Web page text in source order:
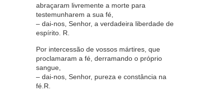
abraçaram livremente a morte para
testemunharem a sua fé,
– dai-nos, Senhor, a verdadeira liberdade de
espírito. R.
Por intercessão de vossos mártires, que
proclamaram a fé, derramando o próprio
sangue,
– dai-nos, Senhor, pureza e constância na
fé.R.